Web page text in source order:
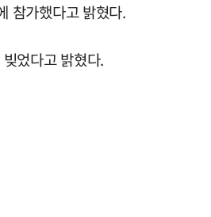
참가했다고 밝혔다.
었다고 밝혔다.